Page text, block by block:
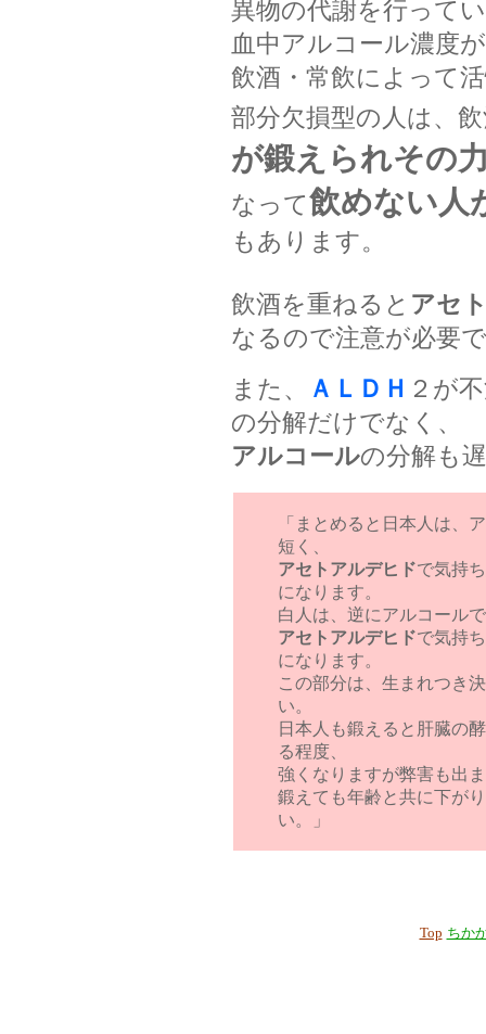
異物の代謝を行って
血中アルコール濃度
飲酒・常飲によって
部分欠損型の人は、
が鍛えられその
なって飲めない人
もあります。
飲酒を重ねると アセ
なるので注意が必要
また、
ＡＬＤＨ ２が
の分解だけでなく、
アルコールの分解も
「まとめると日本人は、
短く、
アセトアルデヒドで気持
になります。
白人は、逆にアルコール
アセトアルデヒドで気持
になります。
この部分は、生まれつき
い。
日本人も鍛えると肝臓の
る程度、
強くなりますが弊害も出
鍛えても年齢と共に下が
い。」
Top ちか